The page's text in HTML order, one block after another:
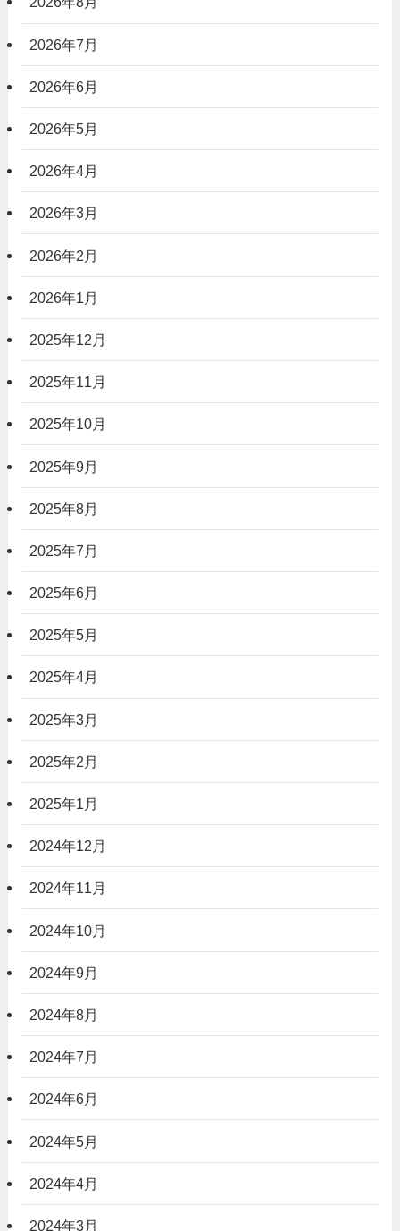
2026年7月
2026年6月
2026年5月
2026年4月
2026年3月
2026年2月
2026年1月
2025年12月
2025年11月
2025年10月
2025年9月
2025年8月
2025年7月
2025年6月
2025年5月
2025年4月
2025年3月
2025年2月
2025年1月
2024年12月
2024年11月
2024年10月
2024年9月
2024年8月
2024年7月
2024年6月
2024年5月
2024年4月
2024年3月